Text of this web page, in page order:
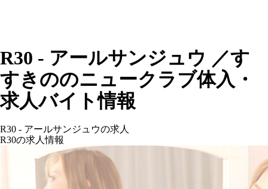
R30 - アールサンジュウ ／す
すきののニュークラブ体入・
求人バイト情報
R30 - アールサンジュウの求人
R30の求人情報